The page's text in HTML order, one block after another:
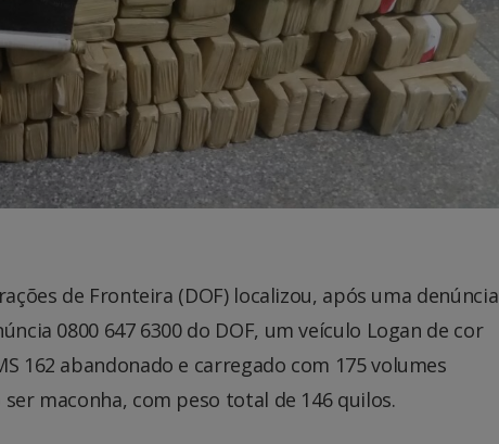
de Fronteira (DOF) localizou, após uma denúncia
0800 647 6300 do DOF, um veículo Logan de cor
162 abandonado e carregado com 175 volumes
maconha, com peso total de 146 quilos.